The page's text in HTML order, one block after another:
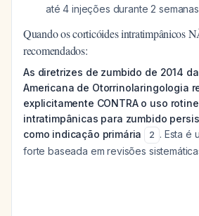
até 4 injeções durante 2 semanas
Quando os corticóides intratimpânicos
recomendados:
As diretrizes de zumbido de 2014
Americana de Otorrinolaringologia
explicitamente CONTRA o uso
intratimpânicas para zumbido
como indicação primária
2 . Esta é
forte baseada em revisões